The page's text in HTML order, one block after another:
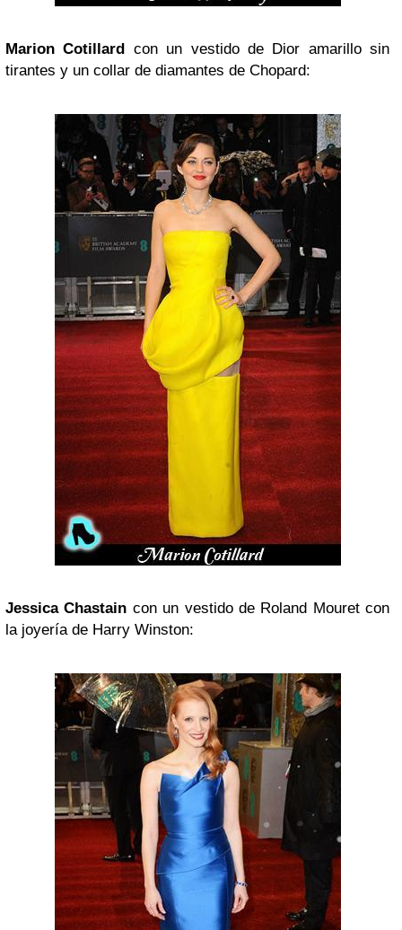
Marion Cotillard con un vestido de Dior amarillo sin
tirantes y un collar de diamantes de Chopard:
Jessica Chastain con un vestido de Roland Mouret con
la joyería de Harry Winston: